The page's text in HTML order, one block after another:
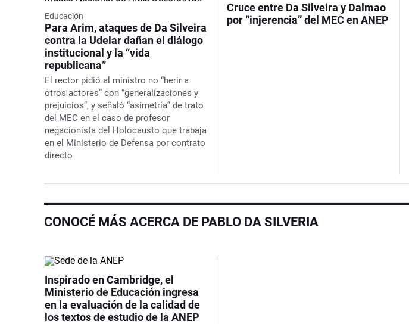
Educación
Para Arim, ataques de Da Silveira
contra la Udelar dañan el diálogo
institucional y la “vida
republicana”
El rector pidió al ministro no “herir a
otros actores” con “generalizaciones y
prejuicios”, y señaló “asimetría” de trato
del MEC en el caso de profesor
negacionista del Holocausto que trabaja
en el Ministerio de Defensa por contrato
directo
Cruce entre Da Silveira y Dalmao
por “injerencia” del MEC en ANEP
CONOCÉ MÁS ACERCA DE PABLO DA SILVERIA
Inspirado en Cambridge, el
Ministerio de Educación ingresa
en la evaluación de la calidad de
los textos de estudio de la ANEP